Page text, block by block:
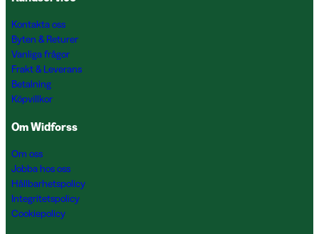
Kontakta oss
Byten & Returer
Vanliga frågor
Frakt & Leverans
Betalning
Köpvillkor
Om Widforss
Om oss
Jobba hos oss
Hållbarhetspolicy
Integritetspolicy
Cookiepolicy